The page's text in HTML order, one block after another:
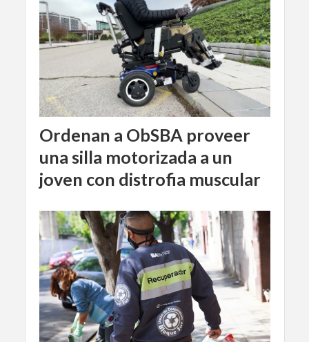
Ordenan a ObSBA proveer
una silla motorizada a un
joven con distrofia muscular